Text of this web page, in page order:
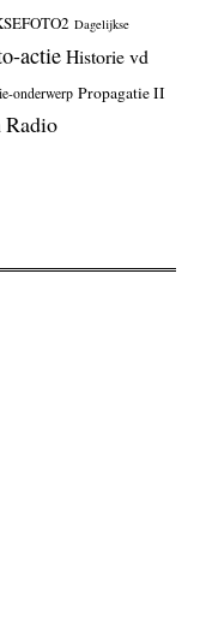
Dagelijkse
actieHistorie vd
onderwerp Propagatie II
Radio